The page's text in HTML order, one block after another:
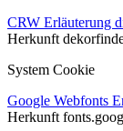
CRW Erläuterung
Herkunft
System Cookie
Google Webfonts
Herkunft